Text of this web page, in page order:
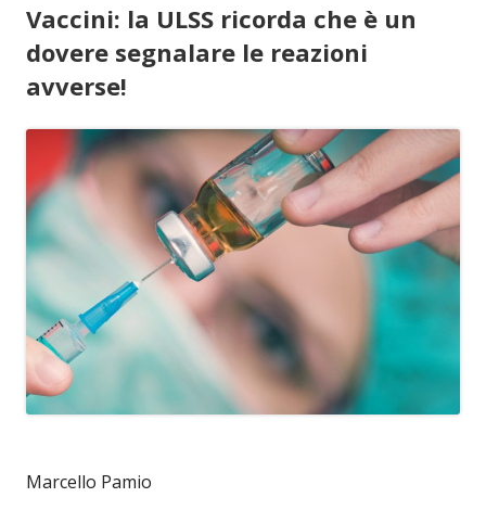
Vaccini: la ULSS ricorda che è un
dovere segnalare le reazioni
avverse!
Marcello Pamio